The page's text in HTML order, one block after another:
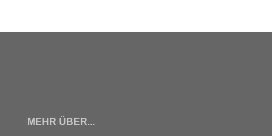
MEHR ÜBER...